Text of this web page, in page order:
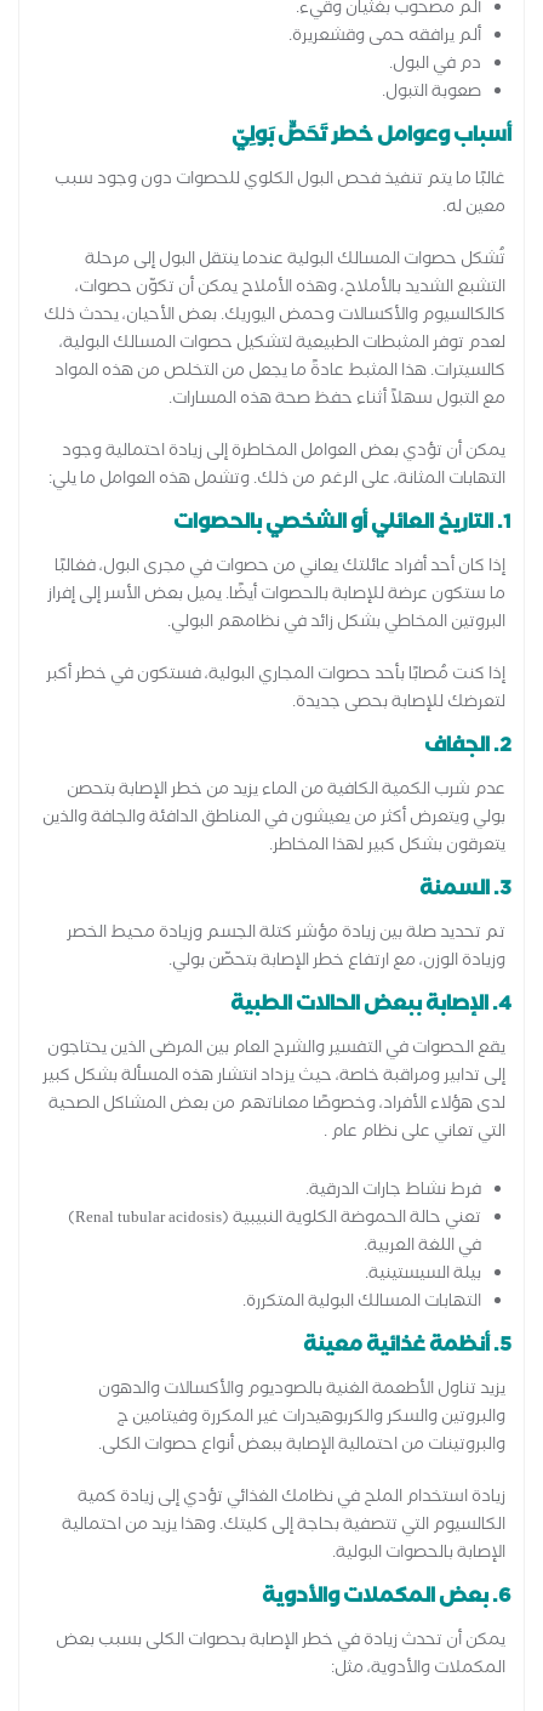
ألم مصحوب بغثيان وقيء.
ألم يرافقه حمى وقشعريرة.
دم في البول.
صعوبة التبول.
أسباب وعوامل خطر تَحَصٍّ بَولِيّ
غالبًا ما يتم تنفيذ فحص البول الكلوي للحصوات دون وجود سبب
معين له.
تُشكل حصوات المسالك البولية عندما ينتقل البول إلى مرحلة
التشبع الشديد بالأملاح، وهذه الأملاح يمكن أن تكوّن حصوات،
كالكالسيوم والأكسالات وحمض اليوريك. بعض الأحيان، يحدث ذلك
لعدم توفر المثبطات الطبيعية لتشكيل حصوات المسالك البولية،
كالسيترات. هذا المثبط عادةً ما يجعل من التخلص من هذه المواد
مع التبول سهلاً أثناء حفظ صحة هذه المسارات.
يمكن أن تؤدي بعض العوامل المخاطرة إلى زيادة احتمالية وجود
التهابات المثانة، على الرغم من ذلك. وتشمل هذه العوامل ما يلي:
1. التاريخ العائلي أو الشخصي بالحصوات
إذا كان أحد أفراد عائلتك يعاني من حصوات في مجرى البول، فغالبًا
ما ستكون عرضة للإصابة بالحصوات أيضًا. يميل بعض الأسر إلى إفراز
البروتين المخاطي بشكل زائد في نظامهم البولي.
إذا كنت مُصابًا بأحد حصوات المجاري البولية، فستكون في خطر أكبر
لتعرضك للإصابة بحصى جديدة.
2. الجفاف
عدم شرب الكمية الكافية من الماء يزيد من خطر الإصابة بتحصن
بولي ويتعرض أكثر من يعيشون في المناطق الدافئة والجافة والذين
يتعرقون بشكل كبير لهذا المخاطر.
3. السمنة
تم تحديد صلة بين زيادة مؤشر كتلة الجسم وزيادة محيط الخصر
وزيادة الوزن، مع ارتفاع خطر الإصابة بتحصّن بولي.
4. الإصابة ببعض الحالات الطبية
يقع الحصوات في التفسير والشرح العام بين المرضى الذين يحتاجون
إلى تدابير ومراقبة خاصة، حيث يزداد انتشار هذه المسألة بشكل كبير
لدى هؤلاء الأفراد، وخصوصًا معاناتهم من بعض المشاكل الصحية
التي تعاني على نظام عام .
فرط نشاط جارات الدرقية.
تعني حالة الحموضة الكلوية النبيبية (Renal tubular acidosis)
في اللغة العربية.
بيلة السيستينية.
التهابات المسالك البولية المتكررة.
5. أنظمة غذائية معينة
يزيد تناول الأطعمة الغنية بالصوديوم والأكسالات والدهون
والبروتين والسكر والكربوهيدرات غير المكررة وفيتامين ج
والبروتينات من احتمالية الإصابة ببعض أنواع حصوات الكلى.
زيادة استخدام الملح في نظامك الغذائي تؤدي إلى زيادة كمية
الكالسيوم التي تتصفية بحاجة إلى كليتك. وهذا يزيد من احتمالية
الإصابة بالحصوات البولية.
6. بعض المكملات والأدوية
يمكن أن تحدث زيادة في خطر الإصابة بحصوات الكلى بسبب بعض
المكملات والأدوية، مثل: